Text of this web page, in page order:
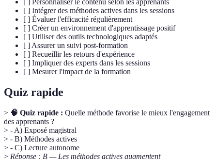
[ ] Personnaliser le contenu selon les apprenants
[ ] Intégrer des méthodes actives dans les sessions
[ ] Évaluer l'efficacité régulièrement
[ ] Créer un environnement d'apprentissage positif
[ ] Utiliser des outils technologiques adaptés
[ ] Assurer un suivi post-formation
[ ] Recueillir les retours d'expérience
[ ] Impliquer des experts dans les sessions
[ ] Mesurer l'impact de la formation
Quiz rapide
> 🧠 Quiz rapide : Quelle méthode favorise le mieux l'engagement
des apprenants ?
> - A) Exposé magistral
> - B) Méthodes actives
> - C) Lecture autonome
> Réponse : B — Les méthodes actives augmentent